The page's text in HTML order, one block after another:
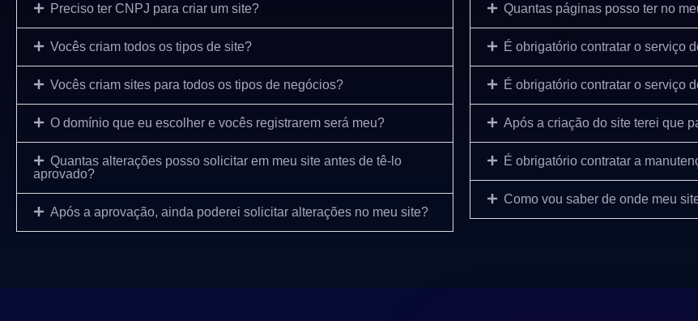
Preciso ter CNPJ para criar um site?
Vocês criam todos os tipos de site?
Vocês criam sites para todos os tipos de negócios?
O domínio que eu escolher e vocês registrarem será meu?
Quantas alterações posso solicitar em meu site antes de tê-lo
aprovado?
Após a aprovação, ainda poderei solicitar alterações no meu site?
Quantas páginas posso ter no
É obrigatório contratar o serviço
É obrigatório contratar o serviço
Após a criação do site terei que
É obrigatório contratar a
Como vou saber de onde meu